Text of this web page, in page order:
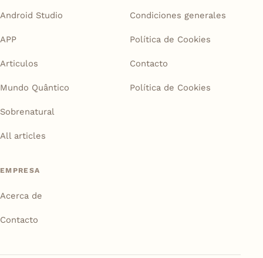
Android Studio
APP
Articulos
Mundo Quântico
Sobrenatural
All articles
Condiciones generales
Política de Cookies
Contacto
Política de Cookies
EMPRESA
Acerca de
Contacto